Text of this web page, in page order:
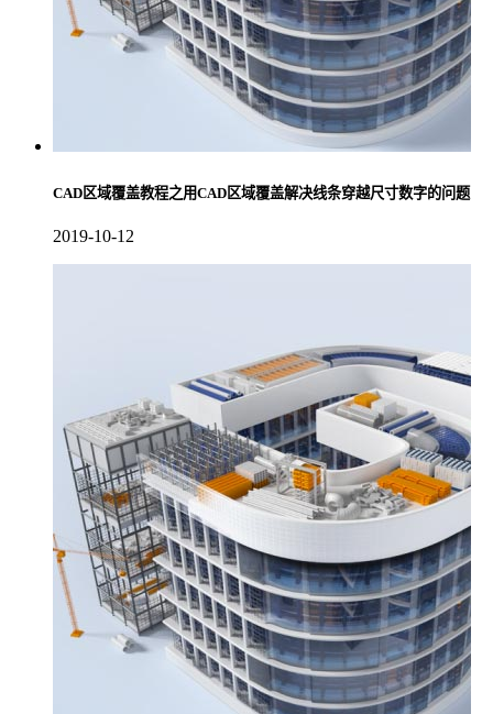
CAD区域覆盖教程之用CAD区域覆盖解决线条穿越尺寸数字的问题
2019-10-12